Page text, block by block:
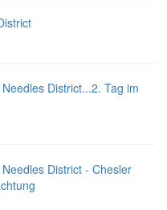
District...2. Tag im
District - Chesler